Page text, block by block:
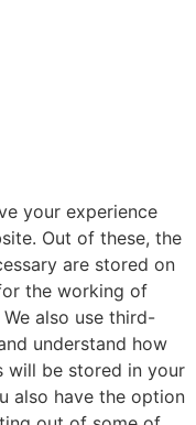
your experience
Out of these, the
are stored on
the working of
also use third-
understand how
will be stored in your
also have the option